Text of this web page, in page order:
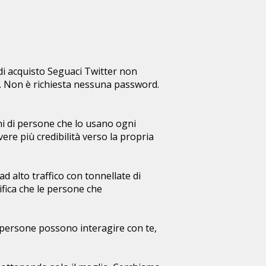
acquisto Seguaci Twitter non
è richiesta nessuna password.
persone che lo usano ogni
più credibilità verso la propria
alto traffico con tonnellate di
che le persone che
possono interagire con te,